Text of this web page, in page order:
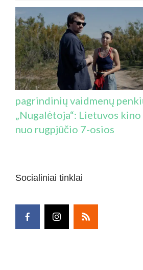
pagrindinių vaidmenų
„Nugalėtoja“: Lietuvos
nuo rugpjūčio 7-osios
Socialiniai tinklai